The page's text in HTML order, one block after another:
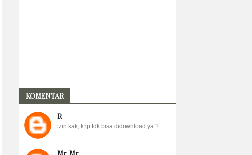
KOMENTAR
R
izin kak, knp tdk bisa didownload ya ?